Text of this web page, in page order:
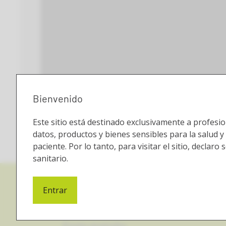
Bienvenido
Este sitio está destinado exclusivamente a
datos, productos y bienes sensibles para la salud
paciente. Por lo tanto, para visitar el sitio, declaro
sanitario.
Entrar